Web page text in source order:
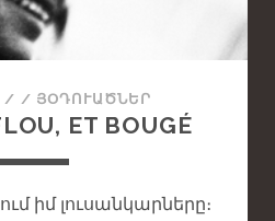
A
R
/ / ՅՕԴՈՒԱԾՆԵՐ
ET BOUGÉ
իմ լուսանկարները։